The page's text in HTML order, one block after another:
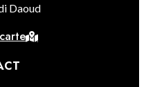
Daoud